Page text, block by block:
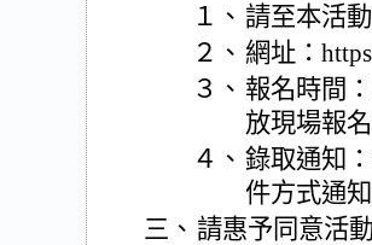
１、 請至本活
２、 網址：
３、 報名時間
放現場報
４、 錄取通知
件方式通知
三、 請惠予同意活